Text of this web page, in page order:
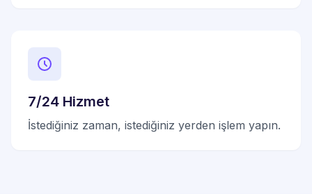
7/24 Hizmet
İstediğiniz zaman, istediğiniz yerden işlem yapın.